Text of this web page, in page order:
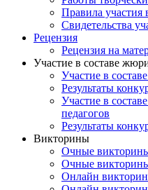
Правила участия
Свидетельства
Рецензия
Рецензия на
Участие в составе
Участие в
Результаты
Участие в
педагогов
Результаты
Викторины
Очные
Очные
Онлайн